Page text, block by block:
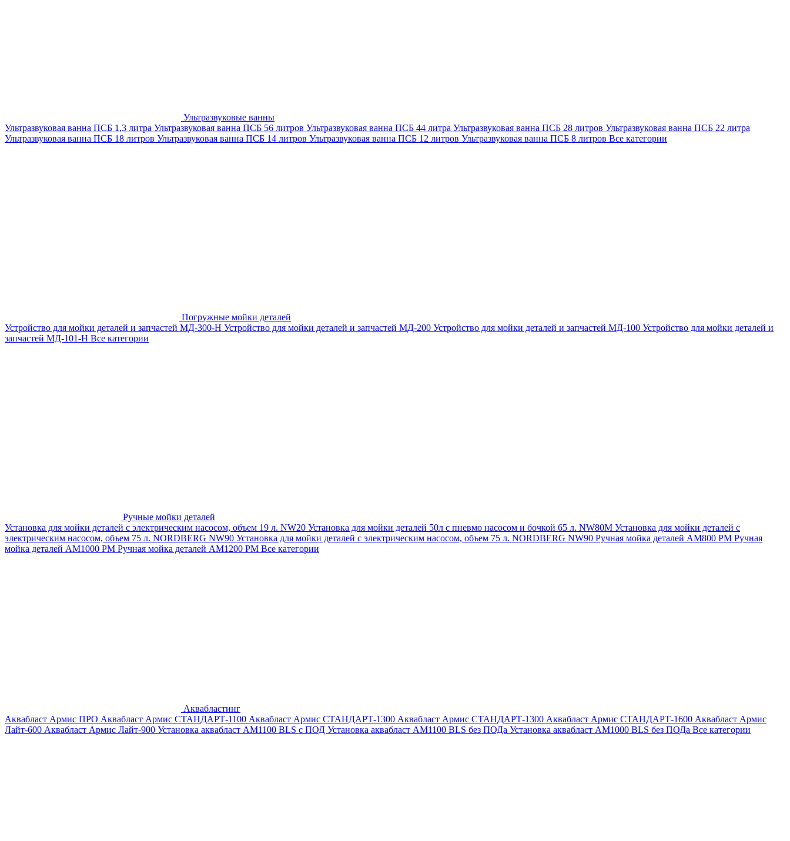
Ультразвуковые ванны
Ультразвуковая ванна ПСБ 1,3 литра Ультразвуковая ванна ПСБ 56 литров Ультразвуковая ванна ПСБ 44 литра Ультразвуковая ванна ПСБ 28 литров Ультразвуковая ванна ПСБ 22 литра
Ультразвуковая ванна ПСБ 18 литров Ультразвуковая ванна ПСБ 14 литров Ультразвуковая ванна ПСБ 12 литров Ультразвуковая ванна ПСБ 8 литров Все категории
Погружные мойки деталей
Устройство для мойки деталей и запчастей МД-300-H Устройство для мойки деталей и запчастей МД-200 Устройство для мойки деталей и запчастей МД-100 Устройство для мойки деталей и
запчастей МД-101-Н Все категории
Ручные мойки деталей
Установка для мойки деталей с электрическим насосом, объем 19 л. NW20 Установка для мойки деталей 50л с пневмо насосом и бочкой 65 л. NW80M Установка для мойки деталей с
электрическим насосом, объем 75 л. NORDBERG NW90 Установка для мойки деталей с электрическим насосом, объем 75 л. NORDBERG NW90 Ручная мойка деталей АМ800 РМ Ручная
мойка деталей АМ1000 РМ Ручная мойка деталей АМ1200 РМ Все категории
Аквабластинг
Аквабласт Армис ПРО Аквабласт Армис СТАНДАРТ-1100 Аквабласт Армис СТАНДАРТ-1300 Аквабласт Армис СТАНДАРТ-1300 Аквабласт Армис СТАНДАРТ-1600 Аквабласт Армис
Лайт-600 Аквабласт Армис Лайт-900 Установка аквабласт AM1100 BLS с ПОД Установка аквабласт AM1100 BLS без ПОДа Установка аквабласт AM1000 BLS без ПОДа Все категории